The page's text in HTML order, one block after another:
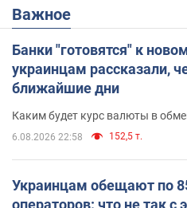
Важное
Банки "готовятся" к
украинцам рассказали,
ближайшие дни
Каким будет курс валюты в
6.08.2026 22:58 152,5 т.
Украинцам обещают по
операторов: что не так